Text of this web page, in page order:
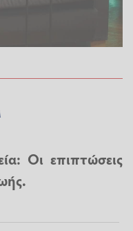
Οι επιπτώσεις